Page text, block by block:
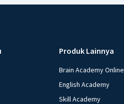
Produk Lainnya
Brain Academy Online
English Academy
Skill Academy